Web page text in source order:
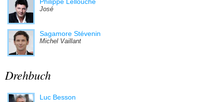
José
Sagamore Stévenin
Michel Vaillant
Drehbuch
Luc Besson